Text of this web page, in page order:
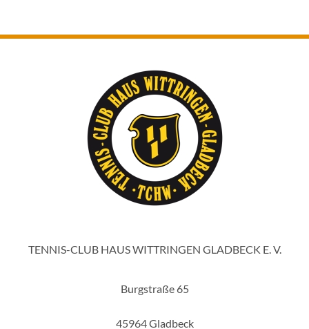
TENNIS-CLUB HAUS WITTRINGEN GLADBECK E. V.
Burgstraße 65
45964 Gladbeck